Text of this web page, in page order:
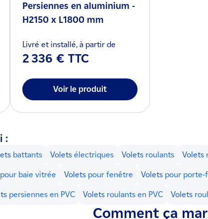
Persiennes en aluminium -
H2150 x L1800 mm
Livré et installé, à partir de
2 336 € TTC
Voir le produit
:
battants Volets électriques Volets roulants Volets
pour baie vitrée Volets pour fenêtre Volets pour porte-
persiennes en PVC Volets roulants en PVC Volets
Comment ça